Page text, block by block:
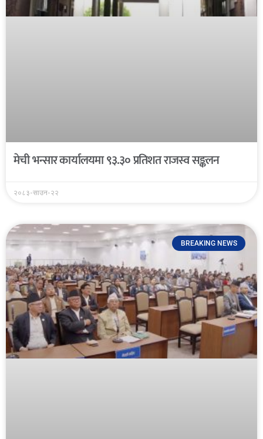
मेची भन्सार कार्यालयमा ९३.३० प्रतिशत राजस्व सङ्कलन
२०८३-साउन-२२
BREAKING NEWS